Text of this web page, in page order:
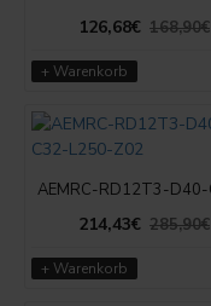
126,68€ 168,90€
+ Warenkorb
214,43€ 285,90€
+ Warenkorb